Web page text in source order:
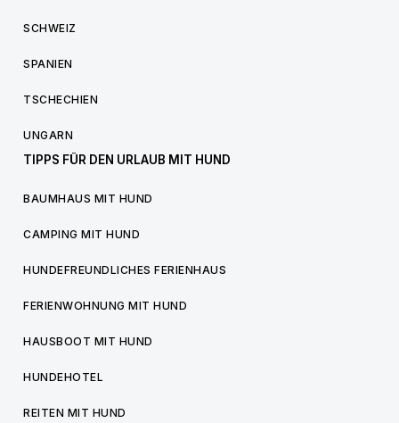
SCHWEIZ
SPANIEN
TSCHECHIEN
UNGARN
TIPPS FÜR DEN URLAUB MIT HUND
BAUMHAUS MIT HUND
CAMPING MIT HUND
HUNDEFREUNDLICHES FERIENHAUS
FERIENWOHNUNG MIT HUND
HAUSBOOT MIT HUND
HUNDEHOTEL
REITEN MIT HUND